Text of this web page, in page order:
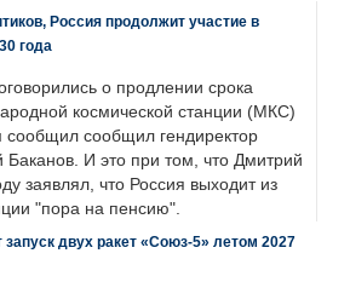
Россия продолжит участие в
года
о продлении срока
космической станции (МКС)
сообщил сообщил гендиректор
Баканов. И это при том, что Дмитрий
заявлял, что Россия выходит из
"пора на пенсию".
двух ракет «Союз-5» летом 2027